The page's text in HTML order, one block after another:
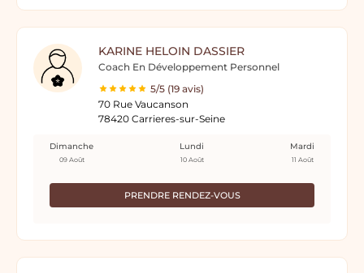
KARINE HELOIN DASSIER
Coach En Développement Personnel
5/5 (19 avis)
70 Rue Vaucanson
78420 Carrieres-sur-Seine
PRENDRE RENDEZ-VOUS
Dimanche
09 Août
Lundi
10 Août
Mardi
11 Août